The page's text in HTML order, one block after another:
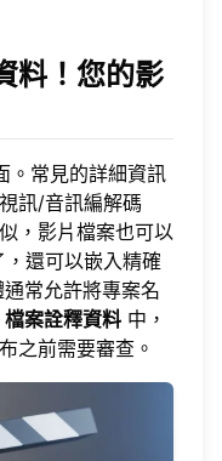
料！您的影
。常見的詳細資訊
訊/音訊編解碼
，影片檔案也可以
還可以嵌入精確
通常允許將專案名
檔案詮釋資料 中，
之前需要審查。